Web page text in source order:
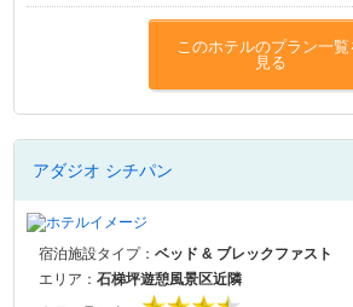
このホテルのプラン一覧
見る
アダジオ シチパン
宿泊施設タイプ：ベッド & ブレックファスト
エリア：石梯坪遊憩風景区近隣